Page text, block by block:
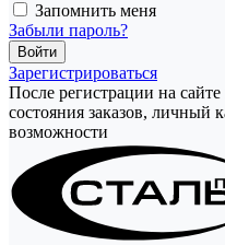
Запомнить меня
Забыли пароль?
Зарегистрироваться
После регистрации на
состояния заказов, личный
возможности